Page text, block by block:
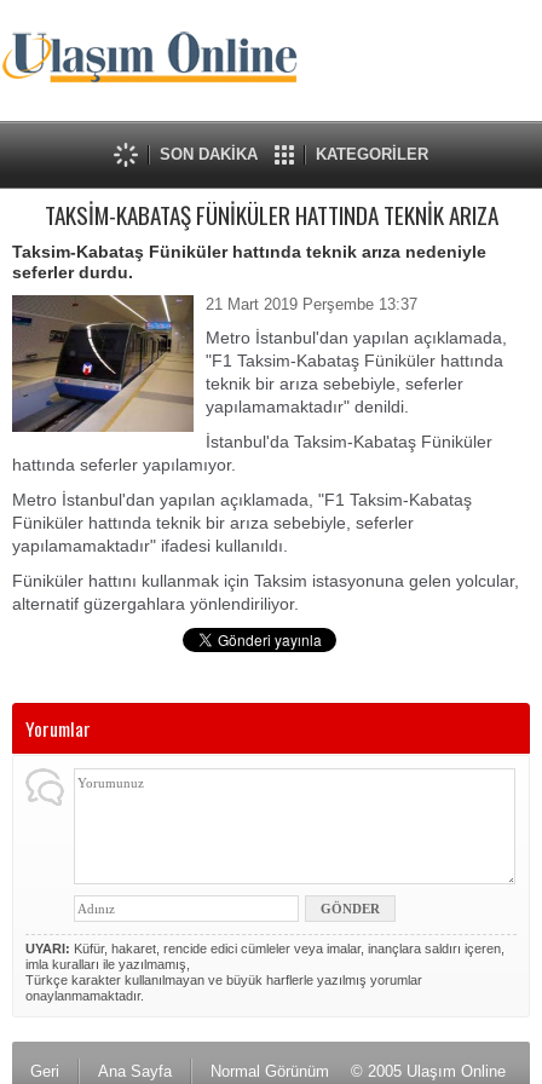
SON DAKİKA KATEGORİLER
TAKSİM-KABATAŞ FÜNİKÜLER HATTINDA TEKNİK ARIZA
Taksim-Kabataş Füniküler hattında teknik arıza nedeniyle
seferler durdu.
21 Mart 2019 Perşembe 13:37
Metro İstanbul'dan yapılan açıklamada,
"F1 Taksim-Kabataş Füniküler hattında
teknik bir arıza sebebiyle, seferler
yapılamamaktadır" denildi.
İstanbul'da Taksim-Kabataş Füniküler
hattında seferler yapılamıyor.
Metro İstanbul'dan yapılan açıklamada, "F1 Taksim-Kabataş
Füniküler hattında teknik bir arıza sebebiyle, seferler
yapılamamaktadır" ifadesi kullanıldı.
Füniküler hattını kullanmak için Taksim istasyonuna gelen yolcular,
alternatif güzergahlara yönlendiriliyor.
Yorumlar
UYARI: Küfür, hakaret, rencide edici cümleler veya imalar, inançlara saldırı içeren,
imla kuralları ile yazılmamış,
Türkçe karakter kullanılmayan ve büyük harflerle yazılmış yorumlar
onaylanmamaktadır.
Geri Ana Sayfa Normal Görünüm © 2005 Ulaşım Online